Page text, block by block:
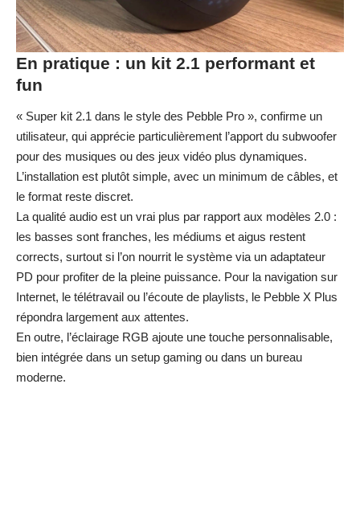
En pratique : un kit 2.1 performant et
fun
« Super kit 2.1 dans le style des Pebble Pro », confirme un
utilisateur, qui apprécie particulièrement l’apport du subwoofer
pour des musiques ou des jeux vidéo plus dynamiques.
L’installation est plutôt simple, avec un minimum de câbles, et
le format reste discret.
La qualité audio est un vrai plus par rapport aux modèles 2.0 :
les basses sont franches, les médiums et aigus restent
corrects, surtout si l’on nourrit le système via un adaptateur
PD pour profiter de la pleine puissance. Pour la navigation sur
Internet, le télétravail ou l’écoute de playlists, le Pebble X Plus
répondra largement aux attentes.
En outre, l’éclairage RGB ajoute une touche personnalisable,
bien intégrée dans un setup gaming ou dans un bureau
moderne.